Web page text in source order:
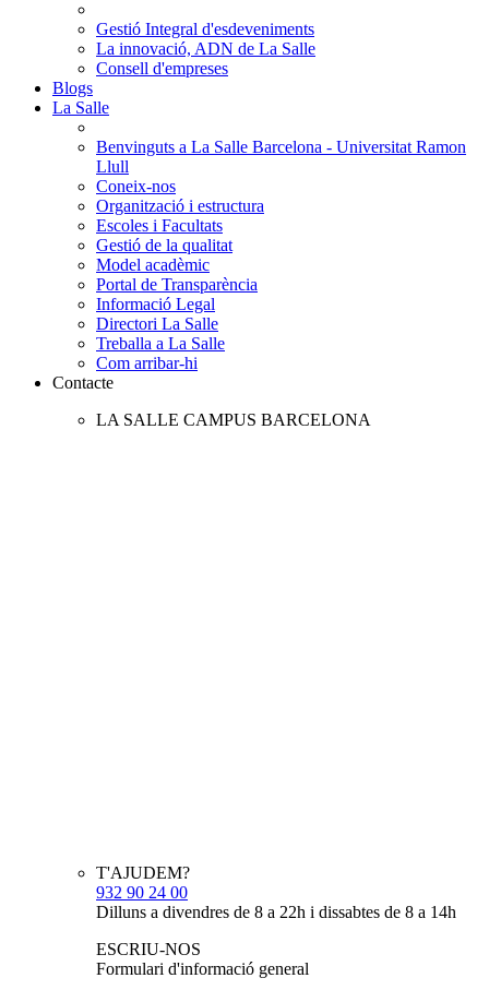
Gestió Integral d'esdeveniments
La innovació, ADN de La Salle
Consell d'empreses
Blogs
La Salle
Benvinguts a La Salle Barcelona - Universitat Ramon
Llull
Coneix-nos
Organització i estructura
Escoles i Facultats
Gestió de la qualitat
Model acadèmic
Portal de Transparència
Informació Legal
Directori La Salle
Treballa a La Salle
Com arribar-hi
Contacte
LA SALLE CAMPUS BARCELONA
T'AJUDEM?
932 90 24 00
Dilluns a divendres de 8 a 22h i dissabtes de 8 a 14h
ESCRIU-NOS
Formulari d'informació general